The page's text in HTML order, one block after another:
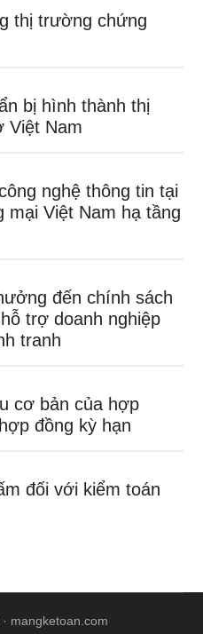
thị trường chứng
bị hình thành thị
Việt Nam
nghệ thông tin tại
mại Việt Nam hạ tầng
đến chính sách
trợ doanh nghiệp
tranh
cơ bản của hợp
đồng kỳ hạn
đối với kiểm toán
mangketoan.com